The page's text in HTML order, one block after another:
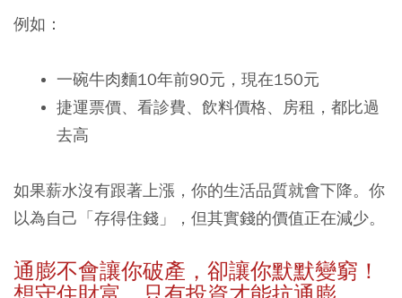
例如：
一碗牛肉麵10年前90元，現在150元
捷運票價、看診費、飲料價格、房租，都比過
去高
如果薪水沒有跟著上漲，你的生活品質就會下降。你
以為自己「存得住錢」，但其實錢的價值正在減少。
通膨不會讓你破產，卻讓你默默變窮！